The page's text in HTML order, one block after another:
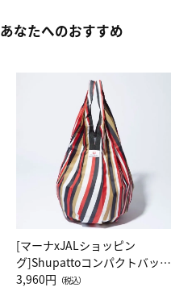
あなたへのおすすめ
[マーナxJALショッピン
グ]Shupattoコンパクトバッグ
Drop JAL客室乗務員（LC）ス
3,960円 （税込）